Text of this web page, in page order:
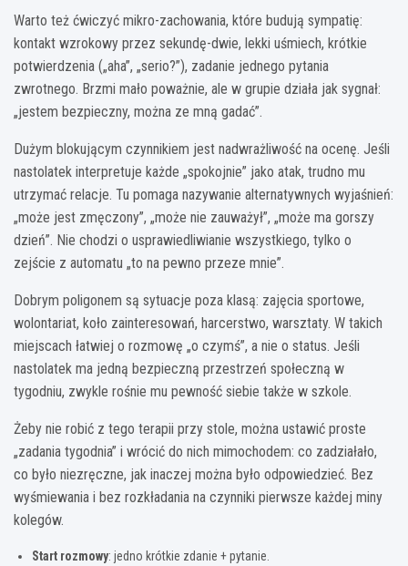
Warto też ćwiczyć mikro-zachowania, które budują sympatię:
kontakt wzrokowy przez sekundę-dwie, lekki uśmiech, krótkie
potwierdzenia („aha”, „serio?”), zadanie jednego pytania
zwrotnego. Brzmi mało poważnie, ale w grupie działa jak sygnał:
„jestem bezpieczny, można ze mną gadać”.
Dużym blokującym czynnikiem jest nadwrażliwość na ocenę. Jeśli
nastolatek interpretuje każde „spokojnie” jako atak, trudno mu
utrzymać relacje. Tu pomaga nazywanie alternatywnych wyjaśnień:
„może jest zmęczony”, „może nie zauważył”, „może ma gorszy
dzień”. Nie chodzi o usprawiedliwianie wszystkiego, tylko o
zejście z automatu „to na pewno przeze mnie”.
Dobrym poligonem są sytuacje poza klasą: zajęcia sportowe,
wolontariat, koło zainteresowań, harcerstwo, warsztaty. W takich
miejscach łatwiej o rozmowę „o czymś”, a nie o status. Jeśli
nastolatek ma jedną bezpieczną przestrzeń społeczną w
tygodniu, zwykle rośnie mu pewność siebie także w szkole.
Żeby nie robić z tego terapii przy stole, można ustawić proste
„zadania tygodnia” i wrócić do nich mimochodem: co zadziałało,
co było niezręczne, jak inaczej można było odpowiedzieć. Bez
wyśmiewania i bez rozkładania na czynniki pierwsze każdej miny
kolegów.
Start rozmowy: jedno krótkie zdanie + pytanie.